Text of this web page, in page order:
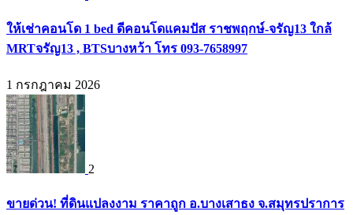
ให้เช่าคอนโด 1 bed ดีคอนโดแคมปัส ราชพฤกษ์-จรัญ13 ใกล้
MRTจรัญ13 , BTSบางหว้า โทร 093-7658997
1 กรกฎาคม 2026
2
ขายด่วน! ที่ดินแปลงงาม ราคาถูก อ.บางเสาธง จ.สมุทรปราการ